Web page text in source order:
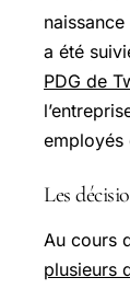
a été
PDG de
employés
Les
Au cours
plusieurs